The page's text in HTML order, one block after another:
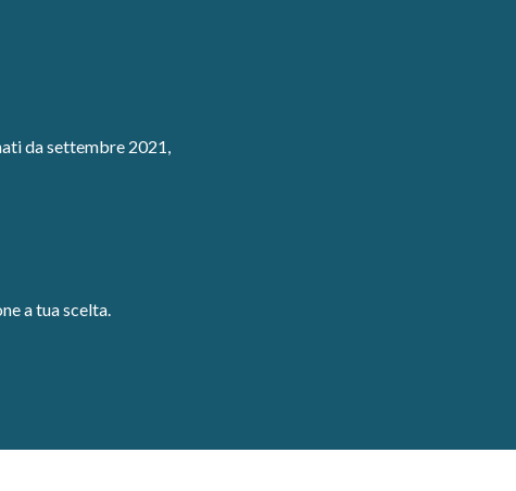
da settembre 2021,
a tua scelta.